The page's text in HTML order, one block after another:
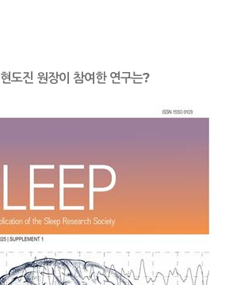
현도진 원장이 참여한 연구는?